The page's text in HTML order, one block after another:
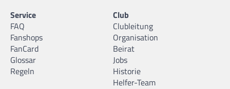
Service
FAQ
Fanshops
FanCard
Glossar
Regeln
Club
Clubleitung
Organisation
Beirat
Jobs
Historie
Helfer-Team